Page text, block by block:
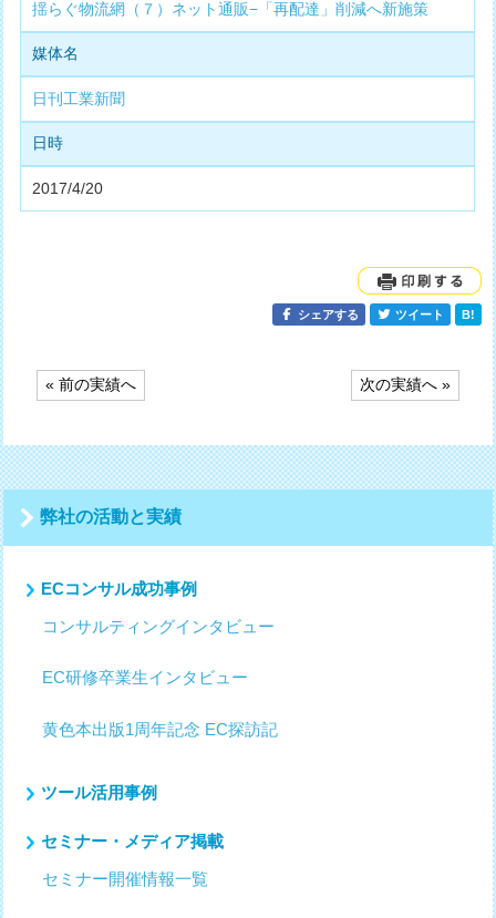
揺らぐ物流網（７）ネット通販−「再配達」削減へ新施策
媒体名
日刊工業新聞
日時
2017/4/20
シェアする ツイート B!
投
稿
ナ
ビ
ゲ
ー
シ
ョ
ン
« 前の実績へ 次の実績へ »
弊社の活動と実績
ECコンサル成功事例
コンサルティングインタビュー
EC研修卒業生インタビュー
黄色本出版1周年記念 EC探訪記
ツール活用事例
セミナー・メディア掲載
セミナー開催情報一覧